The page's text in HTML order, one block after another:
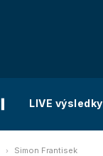
LIVE výsledky
Simon Frantisek